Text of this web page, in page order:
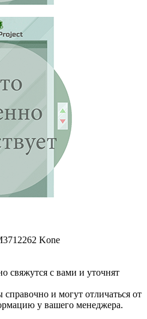
Kone
свяжутся с вами и уточнят
и могут отличаться от
у вашего менеджера.